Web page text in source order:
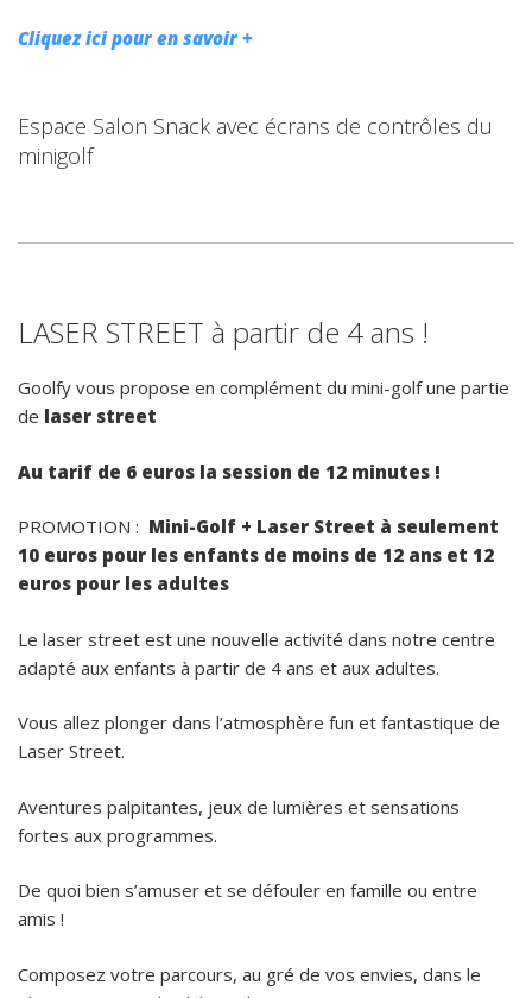
Cliquez ici pour en savoir +
Espace Salon Snack avec écrans de contrôles du
minigolf
LASER STREET à partir de 4 ans !
Goolfy vous propose en complément du mini-golf une partie
de laser street
Au tarif de 6 euros la session de 12 minutes !
PROMOTION : Mini-Golf + Laser Street à seulement
10 euros pour les enfants de moins de 12 ans et 12
euros pour les adultes
Le laser street est une nouvelle activité dans notre centre
adapté aux enfants à partir de 4 ans et aux adultes.
Vous allez plonger dans l’atmosphère fun et fantastique de
Laser Street.
Aventures palpitantes, jeux de lumières et sensations
fortes aux programmes.
De quoi bien s’amuser et se défouler en famille ou entre
amis !
Composez votre parcours, au gré de vos envies, dans le